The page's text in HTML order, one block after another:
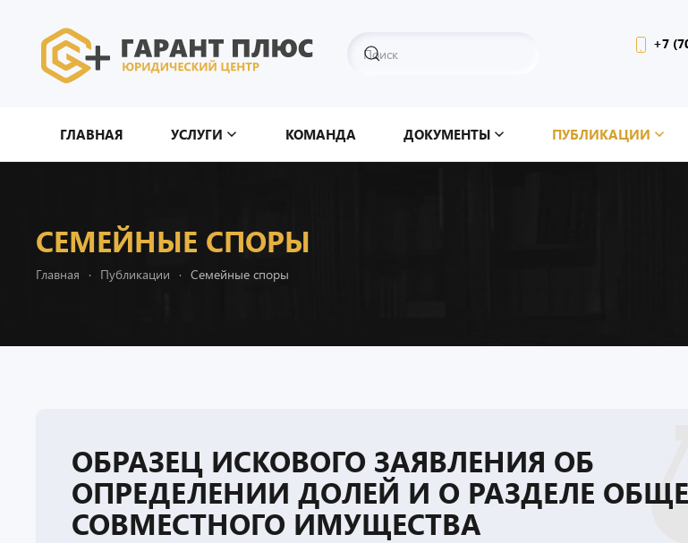
Перейти к содержимому
+7
ГЛАВНАЯ УСЛУГИ КОМАНДА ДОКУМЕНТЫ ПУБЛИКАЦИИ
СЕМЕЙНЫЕ СПОРЫ
Главная Публикации Семейные споры
ОБРАЗЕЦ ИСКОВОГО ЗАЯВЛЕНИЯ ОБ
ОПРЕДЕЛЕНИИ ДОЛЕЙ И О РАЗДЕЛЕ
СОВМЕСТНОГО ИМУЩЕСТВА